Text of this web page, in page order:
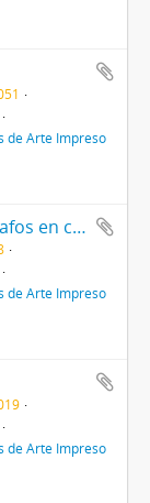
de Arte Impreso
Miradas remotas - Fotógrafos en cuarentena
de Arte Impreso
de Arte Impreso